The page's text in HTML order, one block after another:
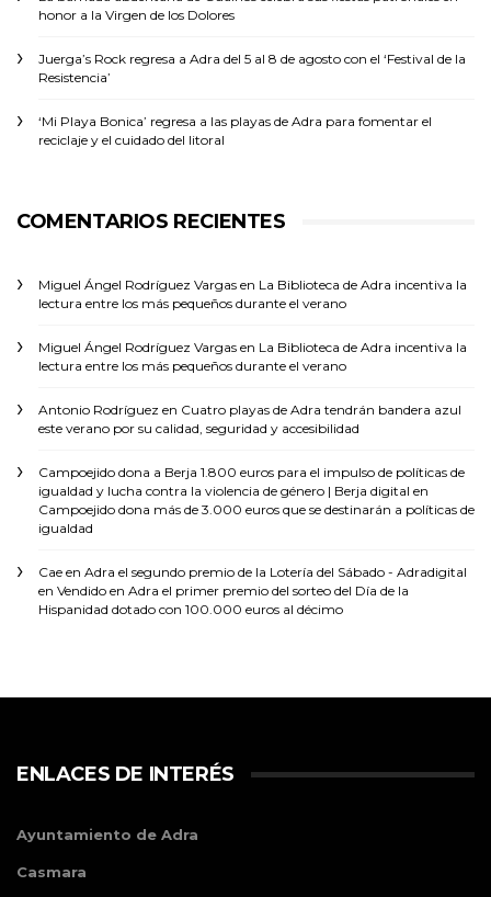
honor a la Virgen de los Dolores
Juerga’s Rock regresa a Adra del 5 al 8 de agosto con el ‘Festival de la
Resistencia’
‘Mi Playa Bonica’ regresa a las playas de Adra para fomentar el
reciclaje y el cuidado del litoral
COMENTARIOS RECIENTES
Miguel Ángel Rodríguez Vargas en La Biblioteca de Adra incentiva la
lectura entre los más pequeños durante el verano
Miguel Ángel Rodríguez Vargas en La Biblioteca de Adra incentiva la
lectura entre los más pequeños durante el verano
Antonio Rodríguez en Cuatro playas de Adra tendrán bandera azul
este verano por su calidad, seguridad y accesibilidad
Campoejido dona a Berja 1.800 euros para el impulso de políticas de
igualdad y lucha contra la violencia de género | Berja digital en
Campoejido dona más de 3.000 euros que se destinarán a políticas de
igualdad
Cae en Adra el segundo premio de la Lotería del Sábado - Adradigital
en Vendido en Adra el primer premio del sorteo del Día de la
Hispanidad dotado con 100.000 euros al décimo
ENLACES DE INTERÉS
Ayuntamiento de Adra
Casmara